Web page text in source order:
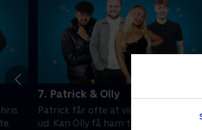
7. Patrick & Olly
Patrick får ofte at vide, at han ser sur
ud. Kan Olly få ham til at smile på